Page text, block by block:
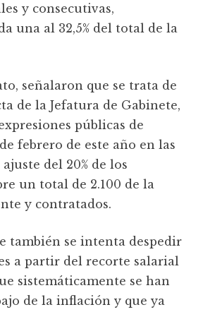
y consecutivas,
una al 32,5% del total de la
señalaron que se trata de
de la Jefatura de Gabinete,
públicas de
febrero de este año en las
del 20% de los
un total de 2.100 de la
y contratados.
también se intenta despedir
a partir del recorte salarial
sistemáticamente se han
de la inflación y que ya